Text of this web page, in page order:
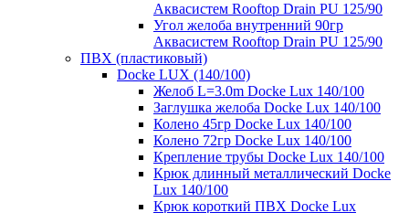
Аквасистем Rooftop Drain PU 125/90
Угол желоба внутренний 90гр
Аквасистем Rooftop Drain PU 125/90
ПВХ (пластиковый)
Docke LUX (140/100)
Желоб L=3.0m Docke Lux 140/100
Заглушка желоба Docke Lux 140/100
Колено 45гр Docke Lux 140/100
Колено 72гр Docke Lux 140/100
Крепление трубы Docke Lux 140/100
Крюк длинный металлический Docke
Lux 140/100
Крюк короткий ПВХ Docke Lux